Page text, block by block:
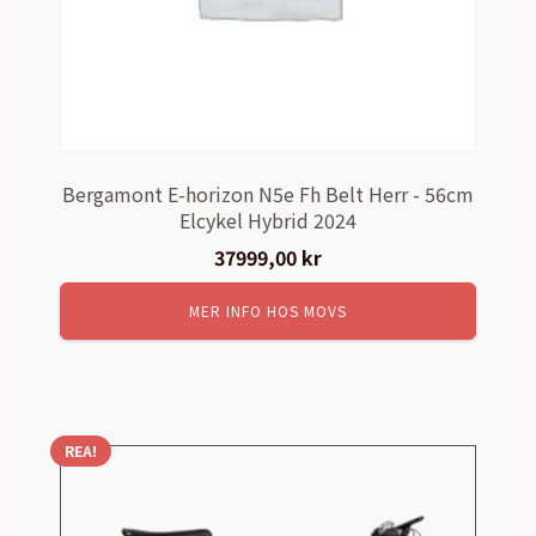
Bergamont E-horizon N5e Fh Belt Herr - 56cm
Elcykel Hybrid 2024
37999,00 kr
MER INFO HOS MOVS
REA!